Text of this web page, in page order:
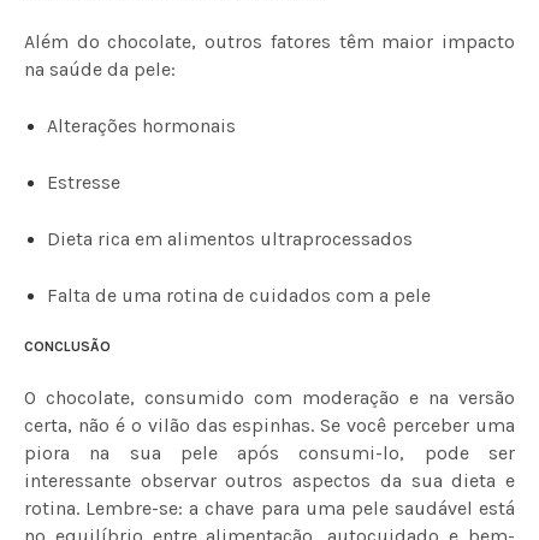
Além do chocolate, outros fatores têm maior impacto
na saúde da pele:
Alterações hormonais
Estresse
Dieta rica em alimentos ultraprocessados
Falta de uma rotina de cuidados com a pele
CONCLUSÃO
O chocolate, consumido com moderação e na versão
certa, não é o vilão das espinhas. Se você perceber uma
piora na sua pele após consumi-lo, pode ser
interessante observar outros aspectos da sua dieta e
rotina. Lembre-se: a chave para uma pele saudável está